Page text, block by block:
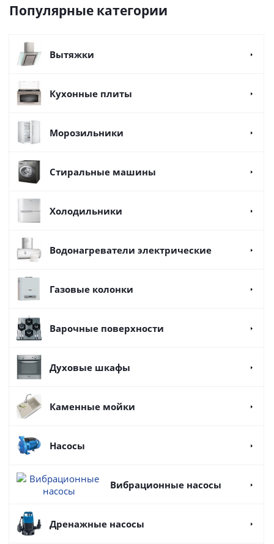
Популярные категории
Вытяжки
Кухонные плиты
Морозильники
Стиральные машины
Холодильники
Водонагреватели электрические
Газовые колонки
Варочные поверхности
Духовые шкафы
Каменные мойки
Насосы
Вибрационные насосы
Дренажные насосы